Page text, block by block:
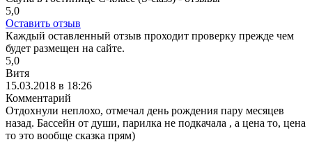
5,0
Оставить отзыв
Каждый оставленный отзыв проходит проверку прежде чем
будет размещен на сайте.
5,0
Витя
15.03.2018 в 18:26
Комментарий
Отдохнули неплохо, отмечал день рождения пару месяцев
назад. Бассейн от души, парилка не подкачала , а цена то, цена
то это вообще сказка прям)